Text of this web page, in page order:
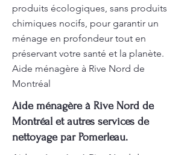
produits écologiques, sans produits
chimiques nocifs, pour garantir un
ménage en profondeur tout en
préservant votre santé et la planète.
Aide ménagère à Rive Nord de
Montréal
Aide ménagère à Rive Nord de
Montréal et autres services de
nettoyage par Pomerleau.